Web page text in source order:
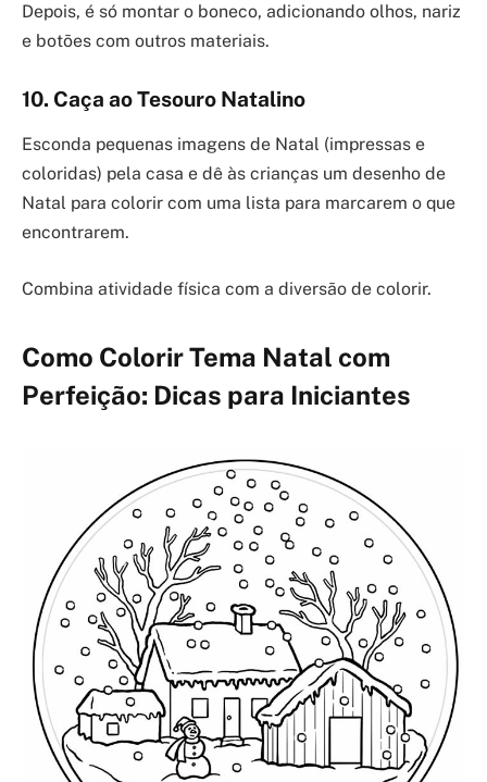
Depois, é só montar o boneco, adicionando olhos, nariz
e botões com outros materiais.
10. Caça ao Tesouro Natalino
Esconda pequenas imagens de Natal (impressas e
coloridas) pela casa e dê às crianças um desenho de
Natal para colorir com uma lista para marcarem o que
encontrarem.
Combina atividade física com a diversão de colorir.
Como Colorir Tema Natal com
Perfeição: Dicas para Iniciantes